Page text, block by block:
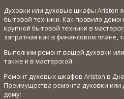
Духовки или духовые шкафы Ariston
бытовой техники. Как правило
крупной бытовой техники в
затратная как в финансовом плане,
Выполним ремонт вашей духовки
также и в мастерской.
Ремонт духовых шкафов Ariston в
Преимущества ремонта духовки или
дому: